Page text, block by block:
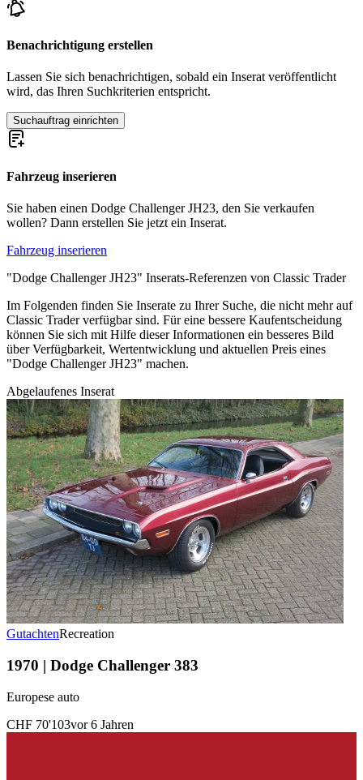
Dodge Viper
Benachrichtigung erstellen
Lassen Sie sich benachrichtigen, sobald ein Inserat veröffentlicht
wird, das Ihren Suchkriterien entspricht.
Suchauftrag einrichten
Fahrzeug inserieren
Sie haben einen Dodge Challenger JH23, den Sie verkaufen
wollen? Dann erstellen Sie jetzt ein Inserat.
Fahrzeug inserieren
"Dodge Challenger JH23" Inserats-Referenzen von Classic Trader
Im Folgenden finden Sie Inserate zu Ihrer Suche, die nicht mehr auf
Classic Trader verfügbar sind. Für eine bessere Kaufentscheidung
können Sie sich mit Hilfe dieser Informationen ein besseres Bild
über Verfügbarkeit, Wertentwicklung und aktuellen Preis eines
"Dodge Challenger JH23" machen.
Abgelaufenes Inserat
GutachtenRecreation
1970 | Dodge Challenger 383
Europese auto
CHF 70'103vor 6 Jahren